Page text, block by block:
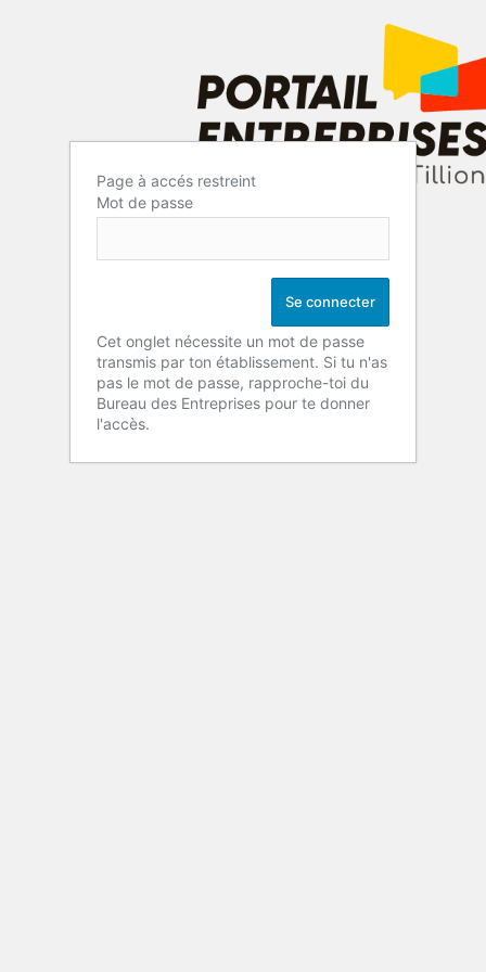
Page à accés restreint
Mot de passe
Cet onglet nécessite un mot de passe
transmis par ton établissement. Si tu n'as
pas le mot de passe, rapproche-toi du
Bureau des Entreprises pour te donner
l'accès.